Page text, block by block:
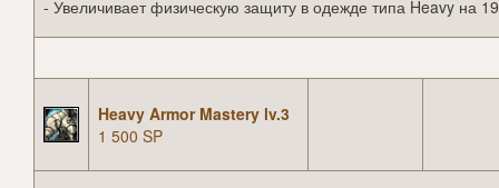
- Увеличивает физическую защиту в одежде типа Heavy на
Heavy Armor Mastery lv.3
1 500 SP